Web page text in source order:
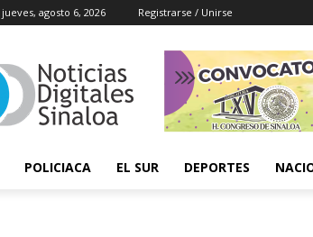
jueves, agosto 6, 2026 Registrarse / Unirse
POLICIACA EL SUR DEPORTES